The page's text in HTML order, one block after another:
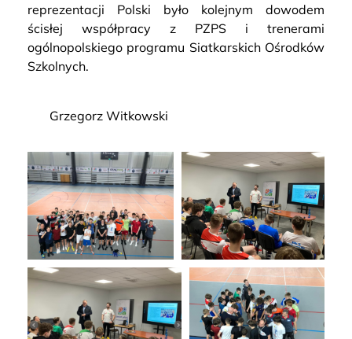
reprezentacji Polski było kolejnym dowodem
ścisłej współpracy z PZPS i trenerami
ogólnopolskiego programu Siatkarskich Ośrodków
Szkolnych.
Grzegorz Witkowski